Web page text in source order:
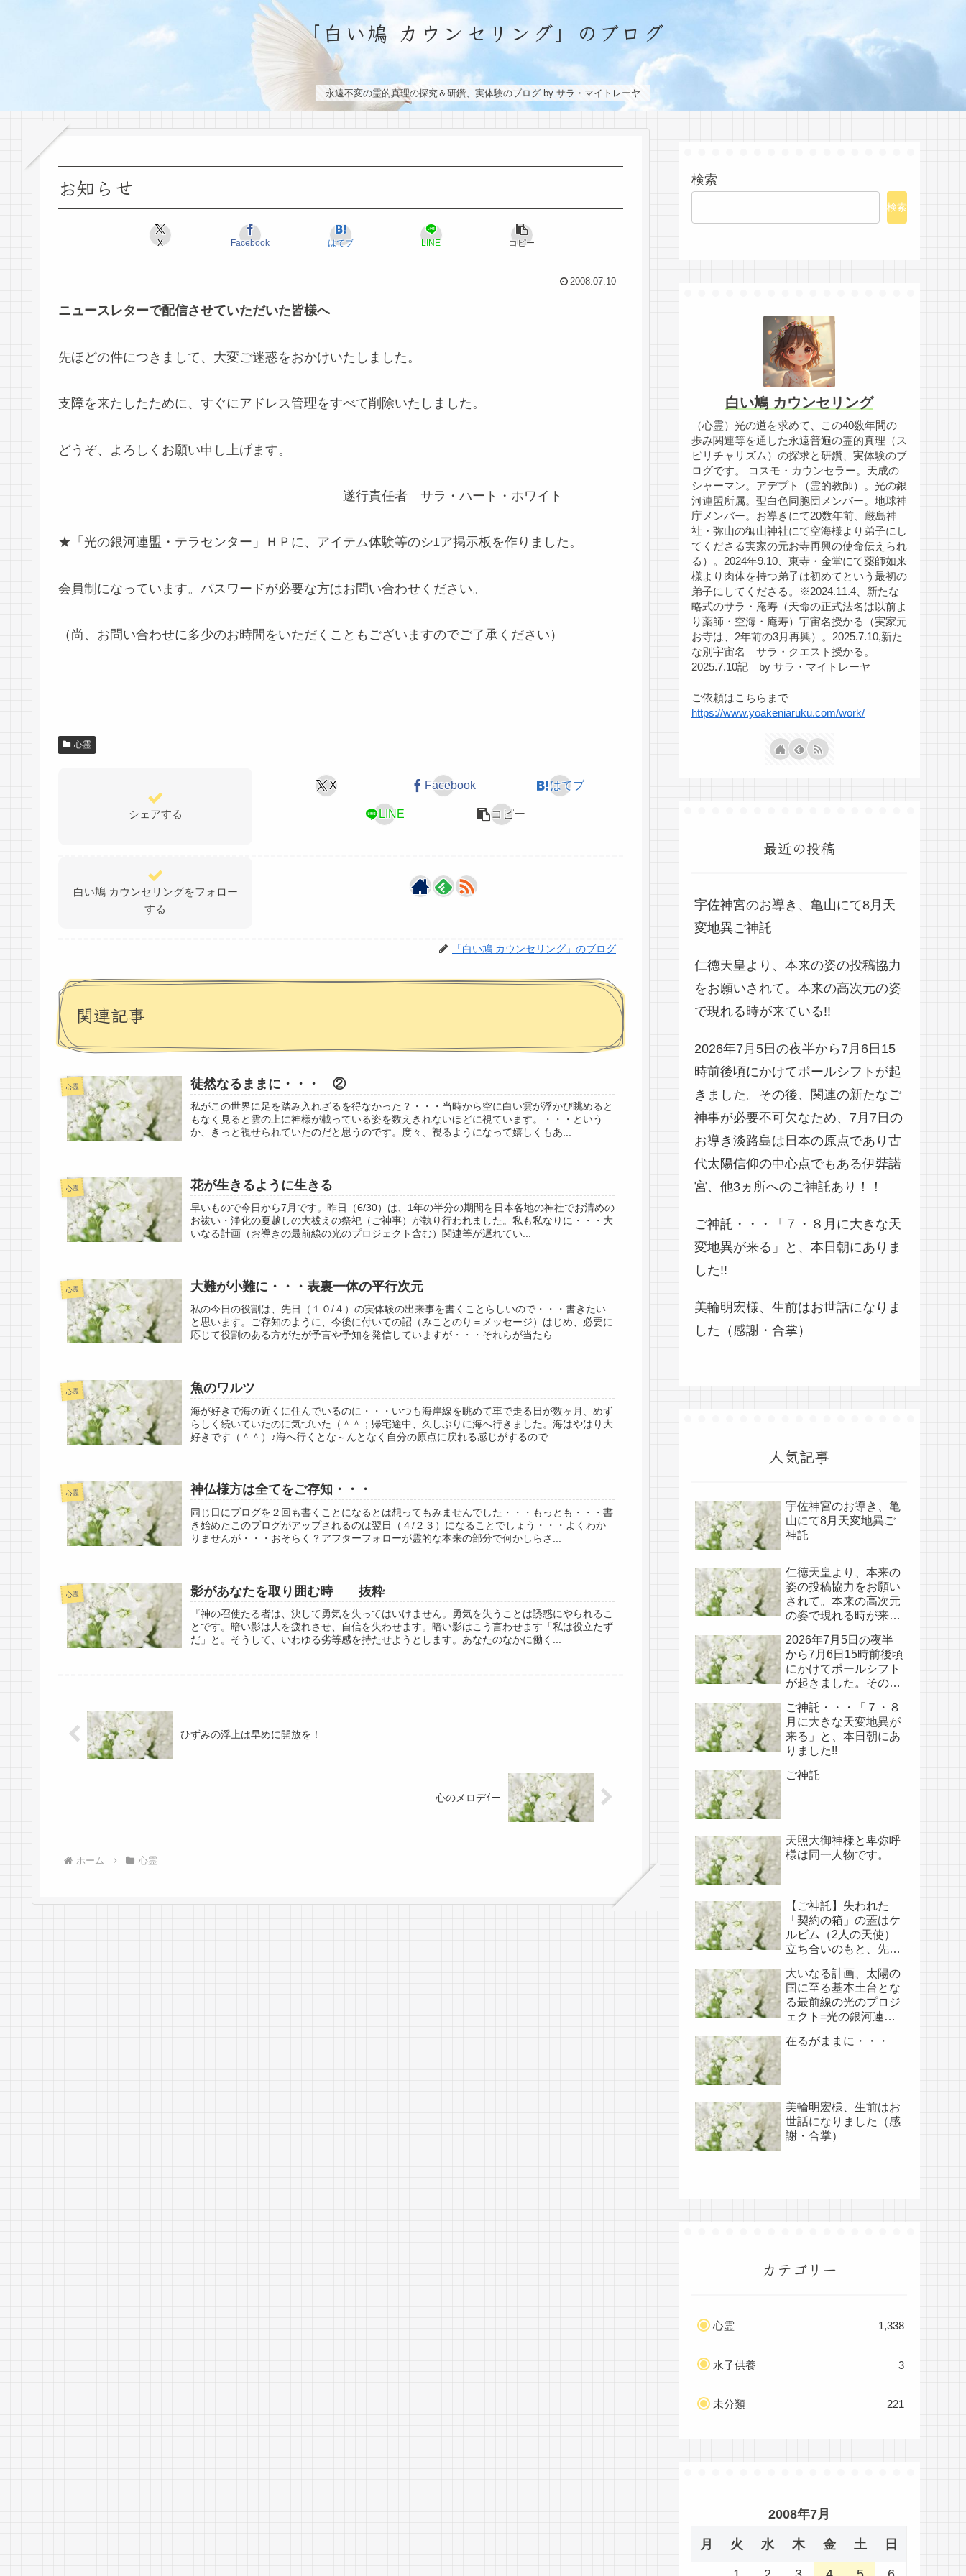
「白い鳩 カウンセリング」のブログ
永遠不変の霊的真理の探究＆研鑽、実体験のブログ by サラ・マイトレーヤ
お知らせ
X Facebook はてブ LINE コピー
2008.07.10
ニュースレターで配信させていただいた皆様へ
先ほどの件につきまして、大変ご迷惑をおかけいたしました。
支障を来たしたために、すぐにアドレス管理をすべて削除いたしました。
どうぞ、よろしくお願い申し上げます。
遂行責任者 サラ・ハート・ホワイト
★「光の銀河連盟・テラセンター」ＨＰに、アイテム体験等のシｴア掲示板を作りました。
会員制になっています。パスワードが必要な方はお問い合わせください。
（尚、お問い合わせに多少のお時間をいただくこともございますのでご了承ください）
心霊
シェアする
X Facebook はてブ
LINE コピー
白い鳩 カウンセリングをフォロー
する
「白い鳩 カウンセリング」のブログ
関連記事
心霊 徒然なるままに・・・ ②
私がこの世界に足を踏み入れざるを得なかった？・・・当時から空に白い雲が浮かび眺めると
もなく見ると雲の上に神様が載っている姿を数えきれないほどに視ています。・・・という
か、きっと視せられていたのだと思うのです。度々、視るようになって嬉しくもあ...
心霊 花が生きるように生きる
早いもので今日から7月です。昨日（6/30）は、1年の半分の期間を日本各地の神社でお清めの
お祓い・浄化の夏越しの大祓えの祭祀（ご神事）が執り行われました。私も私なりに・・・大
いなる計画（お導きの最前線の光のプロジェクト含む）関連等が遅れてい...
心霊 大難が小難に・・・表裏一体の平行次元
私の今日の役割は、先日（１０/４）の実体験の出来事を書くことらしいので・・・書きたい
と思います。ご存知のように、今後に付いての詔（みことのり＝メッセージ）はじめ、必要に
応じて役割のある方がたが予言や予知を発信していますが・・・それらが当たら...
心霊 魚のワルツ
海が好きで海の近くに住んでいるのに・・・いつも海岸線を眺めて車で走る日が数ヶ月、めず
らしく続いていたのに気づいた（＾＾；帰宅途中、久しぶりに海へ行きました。海はやはり大
好きです（＾＾）♪海へ行くとな～んとなく自分の原点に戻れる感じがするので...
心霊 神仏様方は全てをご存知・・・
同じ日にブログを２回も書くことになるとは想ってもみませんでした・・・もっとも・・・書
き始めたこのブログがアップされるのは翌日（４/２３）になることでしょう・・・よくわか
りませんが・・・おそらく？アフターフォローが霊的な本来の部分で何かしらさ...
心霊 影があなたを取り囲む時 抜粋
『神の召使たる者は、決して勇気を失ってはいけません。勇気を失うことは誘惑にやられるこ
とです。暗い影は人を疲れさせ、自信を失わせます。暗い影はこう言わせます「私は役立たず
だ」と。そうして、いわゆる劣等感を持たせようとします。あなたのなかに働く...
ひずみの浮上は早めに開放を！
心のメロデｲー
ホーム 心霊
検索
検索
白い鳩 カウンセリング
（心霊）光の道を求めて、この40数年間の
歩み関連等を通した永遠普遍の霊的真理（ス
ピリチャリズム）の探求と研鑽、実体験のブ
ログです。 コスモ・カウンセラー。天成の
シャーマン。アデプト（霊的教師）。光の銀
河連盟所属。聖白色同胞団メンバー。地球神
庁メンバー。お導きにて20数年前、厳島神
社・弥山の御山神社にて空海様より弟子にし
てくださる実家の元お寺再興の使命伝えられ
る）。2024年9.10、東寺・金堂にて薬師如来
様より肉体を持つ弟子は初めてという最初の
弟子にしてくださる。※2024.11.4、新たな
略式のサラ・庵寿（天命の正式法名は以前よ
り薬師・空海・庵寿）宇宙名授かる（実家元
お寺は、2年前の3月再興）。2025.7.10,新た
な別宇宙名 サラ・クエスト授かる。
2025.7.10記 by サラ・マイトレーヤ
ご依頼はこちらまで
https://www.yoakeniaruku.com/work/
最近の投稿
宇佐神宮のお導き、亀山にて8月天
変地異ご神託
仁徳天皇より、本来の姿の投稿協力
をお願いされて。本来の高次元の姿
で現れる時が来ている!!
2026年7月5日の夜半から7月6日15
時前後頃にかけてポールシフトが起
きました。その後、関連の新たなご
神事が必要不可欠なため、7月7日の
お導き淡路島は日本の原点であり古
代太陽信仰の中心点でもある伊弉諾
宮、他3ヵ所へのご神託あり！！
ご神託・・・「７・８月に大きな天
変地異が来る」と、本日朝にありま
した!!
美輪明宏様、生前はお世話になりま
した（感謝・合掌）
人気記事
宇佐神宮のお導き、亀
山にて8月天変地異ご
神託
仁徳天皇より、本来の
姿の投稿協力をお願い
されて。本来の高次元
の姿で現れる時が来て
2026年7月5日の夜半
から7月6日15時前後頃
にかけてポールシフト
が起きました。その
事が必要不可欠なた
め、7月7日のお導き淡
路島は日本の原点であ
り古代太陽信仰の中心
点でもある伊弉諾宮、
他3ヵ所へのご神託あ
ご神託・・・「７・８
月に大きな天変地異が
来る」と、本日朝にあ
りました!!
ご神託
天照大御神様と卑弥呼
様は同一人物です。
【ご神託】失われた
「契約の箱」の蓋はケ
ルビム（2人の天使）
立ち合いのもと、先月
あらためて補足）
大いなる計画、太陽の
国に至る基本土台とな
る最前線の光のプロジ
ェクト=光の銀河連盟
ち、宇宙規模での壮大
在るがままに・・・
美輪明宏様、生前はお
世話になりました（感
謝・合掌）
カテゴリー
心霊 1,338
水子供養 3
未分類 221
2008年7月
月 火 水 木 金 土 日